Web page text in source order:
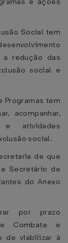
Social tem
redução das
social e
Programas tem
acompanhar,
atividades
social.
de que
Secretário de
do Anexo
por prazo
Combate e
de viabilizar à